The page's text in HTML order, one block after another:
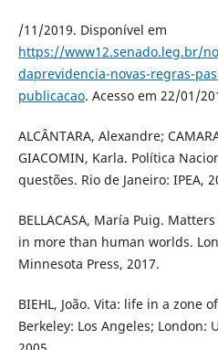
/11/2019. Disponível em
https://www12.senado.leg.br/
daprevidencia-novas-regras-
publicacao. Acesso em 22/01/
ALCÂNTARA, Alexandre;
GIACOMIN, Karla. Política
questões. Rio de Janeiro: IPEA,
BELLACASA, María Puig.
in more than human worlds.
Minnesota Press, 2017.
BIEHL, João. Vita: life in a zone
Berkeley: Los Angeles; London: